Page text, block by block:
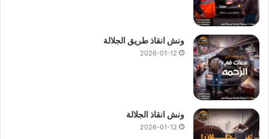
ونش انقاذ طريق الجلالة
2026-01-12
ونش انقاذ الجلالة
2026-01-12